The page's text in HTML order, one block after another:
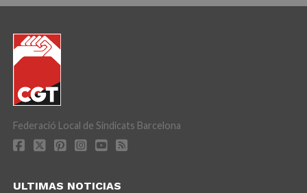
Federació Local de Sindicats Barcelona
ULTIMAS NOTICIAS